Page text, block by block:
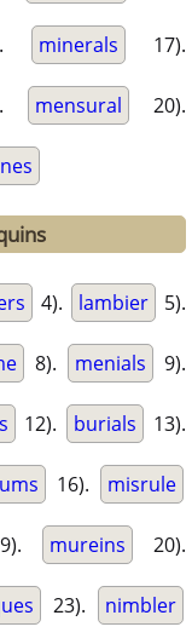
minerals 17).
mensural 20).
4). lambier 5).
8). menials 9).
12). burials 13).
16). misrule
mureins 20).
23). nimbler